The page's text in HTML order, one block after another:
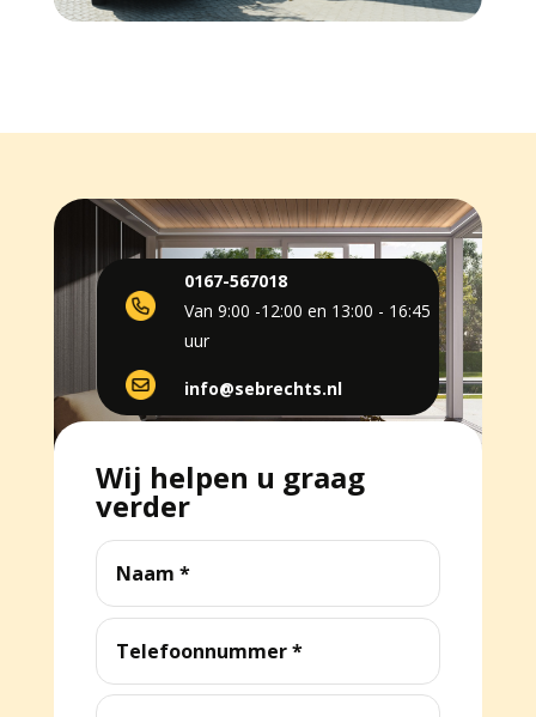
0167-567018
Van 9:00 -12:00 en 13:00 - 16:45
uur
info@sebrechts.nl
Wij helpen u graag
verder